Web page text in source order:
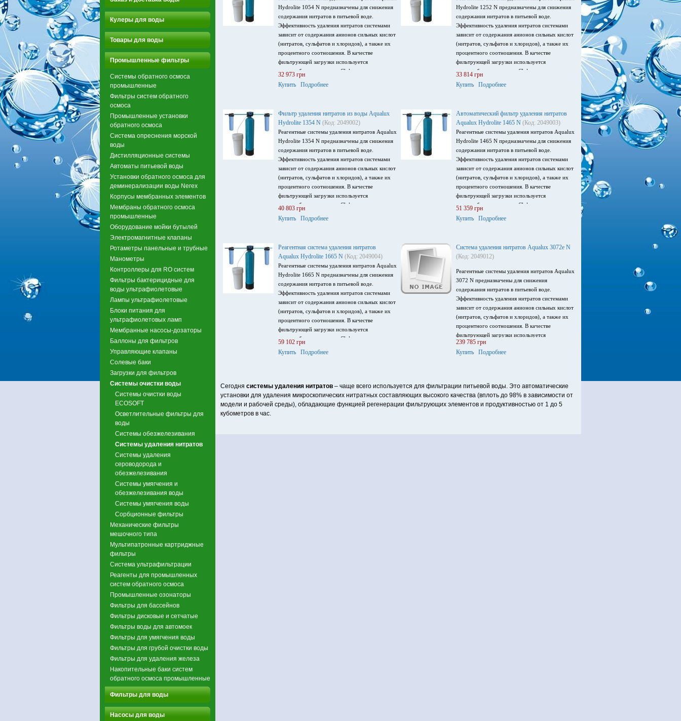
Кулеры для воды
Товары для воды
Промышленные фильтры
Системы обратного осмоса
промышленные
Фильтры систем обратного
осмоса
Промышленные установки
обратного осмоса
Система опреснения морской
воды
Дистилляционные системы
Автоматы питьевой воды
Установки обратного осмоса для
деминерализации воды Nerex
Корпусы мембранных элементов
Мембраны обратного осмоса
промышленные
Оборудование мойки бутылей
Электромагнитные клапаны
Ротаметры панельные и трубные
Манометры
Контроллеры для RO систем
Фильтры бактерицидные для
воды ультрафиолетовые
Лампы ультрафиолетовые
Блоки питания для
ультрафиолетовых ламп
Мембранные насосы-дозаторы
Баллоны для фильтров
Управляющие клапаны
Солевые баки
Загрузки для фильтров
Системы очистки воды
Системы очистки воды
ECOSOFT
Осветлительные фильтры для
воды
Системы обезжелезивания
Системы удаления нитратов
Системы удаления
сероводорода и
обезжелезивания
Системы умягчения и
обезжелезивания воды
Системы умягчения воды
Сорбционные фильтры
Механические фильтры
мешочного типа
Мультипатронные картриджные
фильтры
Система ультрафильтрации
Реагенты для промышленных
систем обратного осмоса
Промышленные озонаторы
Фильтры для бассейнов
Фильтры дисковые и сетчатые
Фильтры воды для автомоек
Фильтры для умягчения воды
Фильтры для грубой очистки воды
Фильтры для удаления железа
Накопительные баки систем
обратного осмоса промышленные
Фильтры для воды
Насосы для воды
Hydrolite 1054 N предназначены для снижения
содержания нитратов в питьевой воде.
Эффективность удаления нитратов системами
зависит от содержания анионов сильных кислот
(нитратов, сульфатов и хлоридов), а также их
процентного соотношения. В качестве
фильтрующей загрузки используется
анионообменная смола в Cl-форме, которая
селективно удаляет нитраты.
32 973 грн
Купить
Подробнее
Hydrolite 1252 N предназначены для снижения
содержания нитратов в питьевой воде.
Эффективность удаления нитратов системами
зависит от содержания анионов сильных кислот
(нитратов, сульфатов и хлоридов), а также их
процентного соотношения. В качестве
фильтрующей загрузки используется
анионообменная смола в Cl-форме, которая
селективно удаляет нитраты.
33 814 грн
Купить
Подробнее
Фильтр удаления нитратов из воды Aqualux
Hydrolite 1354 N (Код: 2049002)
Реагентные системы удаления нитратов Aqualux
Hydrolite 1354 N предназначены для снижения
содержания нитратов в питьевой воде.
Эффективность удаления нитратов системами
зависит от содержания анионов сильных кислот
(нитратов, сульфатов и хлоридов), а также их
процентного соотношения. В качестве
фильтрующей загрузки используется
анионообменная смола в Cl-форме, которая
селективно удаляет нитраты.
40 803 грн
Купить
Подробнее
Автоматический фильтр удаления нитратов
Aqualux Hydrolite 1465 N (Код: 2049003)
Реагентные системы удаления нитратов Aqualux
Hydrolite 1465 N предназначены для снижения
содержания нитратов в питьевой воде.
Эффективность удаления нитратов системами
зависит от содержания анионов сильных кислот
(нитратов, сульфатов и хлоридов), а также их
процентного соотношения. В качестве
фильтрующей загрузки используется
анионообменная смола в Cl-форме, которая
селективно удаляет нитраты.
51 359 грн
Купить
Подробнее
Реагентная система удаления нитратов
Aqualux Hydrolite 1665 N (Код: 2049004)
Реагентные системы удаления нитратов Aqualux
Hydrolite 1665 N предназначены для снижения
содержания нитратов в питьевой воде.
Эффективность удаления нитратов системами
зависит от содержания анионов сильных кислот
(нитратов, сульфатов и хлоридов), а также их
процентного соотношения. В качестве
фильтрующей загрузки используется
анионообменная смола в Cl-форме, которая
селективно удаляет нитраты.
59 102 грн
Купить
Подробнее
Система удаления нитратов Aqualux 3072e N
(Код: 2049012)
Реагентные системы удаления нитратов Aqualux
3072 N предназначены для снижения
содержания нитратов в питьевой воде.
Эффективность удаления нитратов системами
зависит от содержания анионов сильных кислот
(нитратов, сульфатов и хлоридов), а также их
процентного соотношения. В качестве
фильтрующей загрузки используется
анионообменная смола в Cl-форме, которая
селективно удаляет нитраты.
239 785 грн
Купить
Подробнее
Сегодня системы удаления нитратов – чаще всего используется для фильтрации питьевой воды. Это автоматические
установки для удаления микроскопических нитратных составляющих высокого качества (вплоть до 98% в зависимости от
модели и рабочей среды), обладающие функцией регенерации фильтрующих элементов и продуктивностью от 1 до 5
кубометров в час.